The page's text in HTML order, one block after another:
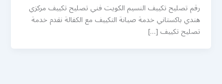
رقم تصليح تكييف النسيم الكويت فني تصليح تكييف مركزي
هندي باكستاني خدمة صيانة التكييف مع الكفالة نقدم خدمة
تصليح تكييف […]